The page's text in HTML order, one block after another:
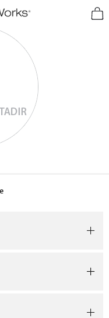
Detayları